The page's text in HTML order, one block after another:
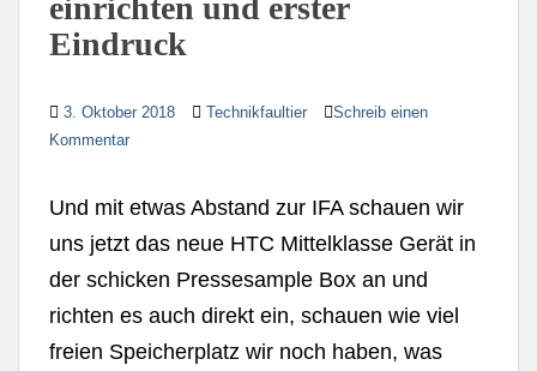
Eindruck
3. Oktober 2018 Technikfaultier
Schreib einen
Kommentar
Und mit etwas Abstand zur IFA schauen wir
uns jetzt das neue HTC Mittelklasse Gerät in
der schicken Pressesample Box an und
richten es auch direkt ein, schauen wie viel
freien Speicherplatz wir noch haben, was